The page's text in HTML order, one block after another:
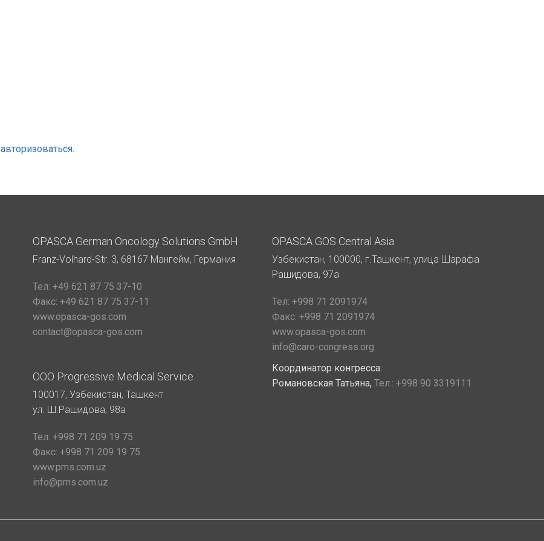
авторизоваться.
OPASCA German Oncology Solutions GmbH
Franz-Volhard-Str. 3, 68167 Мангейм, Германия
Тел: +49 621 87 75 37-10
Факс: +49 621 87 75 37-11
www.opasca-gos.com
contact@opasca-gos.com
ООО Progressive Medical Service
100017, Узбекистан, Ташкент
ул. Ш.Рашидова, 98а
Тел: +998 71 209 19 75
Факс: +998 71 209 19 75
www.pms.com.uz
info@pms.com.uz
OPASCA GOS Central Asia
Узбекистан, 100000, г.Ташкент, улица Шарафа
Рашидова, 97а
Тел: +998 71 2091974
Факс: +998 71 2091974
www.opasca-gos.com
info@caro-congress.org
Координатор конгресса:
Романовская Татьяна, Тел.: +998 90 3319111